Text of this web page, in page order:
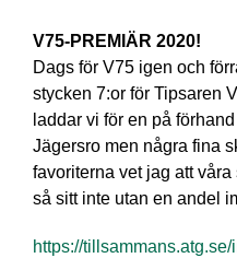
V75-PREMIÄR 2020!
Dags för V75 igen och
stycken 7:or för Tipsaren
laddar vi för en på
Jägersro men några fina
favoriterna vet jag att
så sitt inte utan en andel
https://